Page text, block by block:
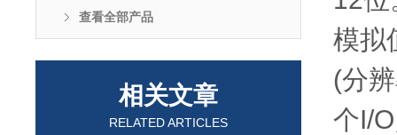
查看全部产品
相关文章
RELATED ARTICLES
模拟
(分
个I/